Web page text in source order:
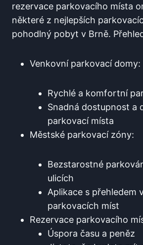
rezervace parkovacího místa
některé‌ z nejlepších
pohodlný pobyt v Brně.
Venkovní parkovací domy:
Rychlé a komfortní
Snadná ⁢dostupnost a
parkovací místa
Městské ​parkovací zóny:
Bezstarostné
ulicích
Aplikace s přehledem
parkovacích⁣ míst
Rezervace parkovacího
Úspora času a peněz